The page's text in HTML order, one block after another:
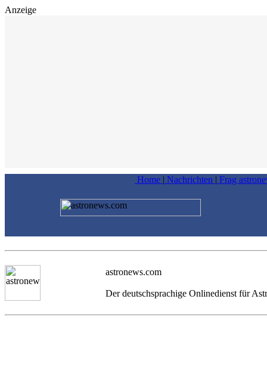
Anzeige
Home | Nachrichten | Frag
astronews.com
Der deutschsprachige Onlinedienst für